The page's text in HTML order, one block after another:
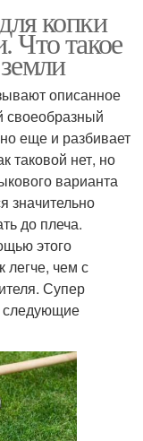
копки
Что такое
описанное
своеобразный
еще и разбивает
таковой нет, но
варианта
значительно
до плеча.
этого
легче, чем с
Супер
следующие